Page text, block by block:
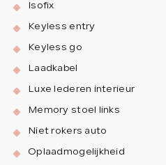
Isofix
Keyless entry
Keyless go
Laadkabel
Luxe lederen interieur
Memory stoel links
Niet rokers auto
Oplaadmogelijkheid